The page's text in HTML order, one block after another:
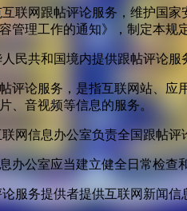
联网跟帖评论服务，维护国
管理工作的通知》，制定本规定
民共和国境内提供跟帖评论服
评论服务，是指互联网站、应
、音视频等信息的服务。
网信息办公室负责全国跟帖
办公室应当建立健全日常检查
服务提供者提供互联网新闻